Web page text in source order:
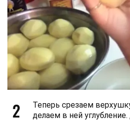
2
Теперь срезаем
делаем в ней